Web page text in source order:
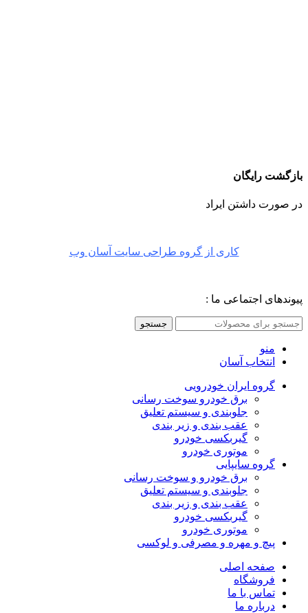
بازگشت رایگان
در صورت داشتن ایراد
کاری از گروه طراحی سایت آسان وب
پیوندهای اجتماعی ما :
جستجو
منو
انتخاب آسان
گروه ایران خودرویی
برق خودرو سوخت رسانی
جلوبندی و سیستم تعلیق
عقب بندی و زیر بندی
گیربکسی خودرو
موتوری خودرو
گروه سایپایی
برق خودرو و سوخت رسانی
جلوبندی و سیستم تعلیق
عقب بندی و زیر بندی
گیربکسی خودرو
موتوری خودرو
پیچ و مهره و مصرفی و لوکسی
صفحه اصلی
فروشگاه
تماس با ما
درباره ما